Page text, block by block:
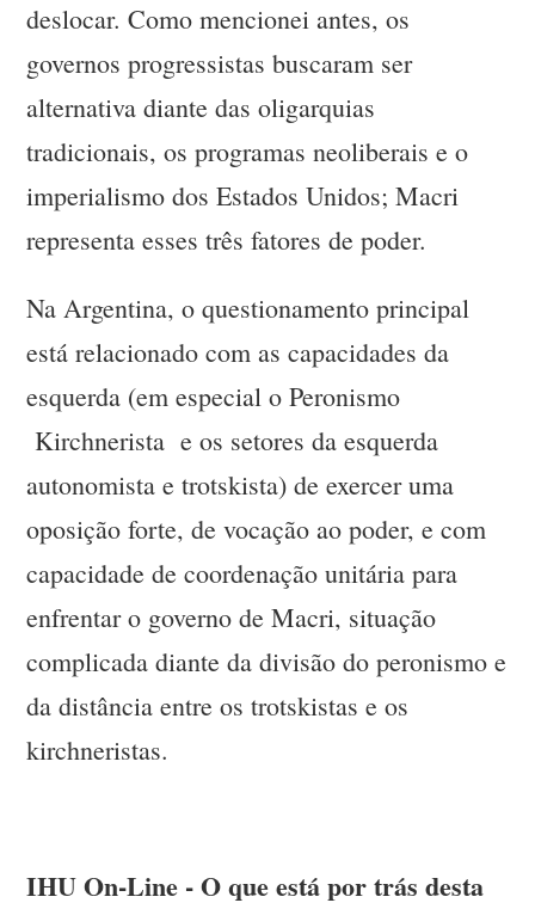
deslocar. Como mencionei antes, os
governos progressistas buscaram ser
alternativa diante das oligarquias
tradicionais, os programas neoliberais e o
imperialismo dos Estados Unidos; Macri
representa esses três fatores de poder.
Na Argentina, o questionamento principal
está relacionado com as capacidades da
esquerda (em especial o Peronismo
Kirchnerista e os setores da esquerda
autonomista e trotskista) de exercer uma
oposição forte, de vocação ao poder, e com
capacidade de coordenação unitária para
enfrentar o governo de Macri, situação
complicada diante da divisão do peronismo e
da distância entre os trotskistas e os
kirchneristas.
IHU On-Line - O que está por trás desta